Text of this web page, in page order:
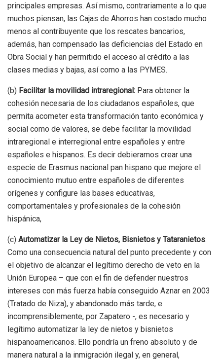
principales empresas. Así mismo, contrariamente a lo que
muchos piensan, las Cajas de Ahorros han costado mucho
menos al contribuyente que los rescates bancarios,
además, han compensado las deficiencias del Estado en
Obra Social y han permitido el acceso al crédito a las
clases medias y bajas, así como a las PYMES.
(b) Facilitar la movilidad intraregional: Para obtener la
cohesión necesaria de los ciudadanos españoles, que
permita acometer esta transformación tanto económica y
social como de valores, se debe facilitar la movilidad
intraregional e interregional entre españoles y entre
españoles e hispanos. Es decir debieramos crear una
especie de Erasmus nacional pan hispano que mejore el
conocimiento mutuo entre españoles de diferentes
orígenes y configure las bases educativas,
comportamentales y profesionales de la cohesión
hispánica,
(c) Automatizar la Ley de Nietos, Bisnietos y Tataranietos:
Como una consecuencia natural del punto precedente y con
el objetivo de alcanzar el legítimo derecho de veto en la
Unión Europea – que con el fin de defender nuestros
intereses con más fuerza había conseguido Aznar en 2003
(Tratado de Niza), y abandonado más tarde, e
incomprensiblemente, por Zapatero -, es necesario y
legítimo automatizar la ley de nietos y bisnietos
hispanoamericanos. Ello pondría un freno absoluto y de
manera natural a la inmigración ilegal y, en general,